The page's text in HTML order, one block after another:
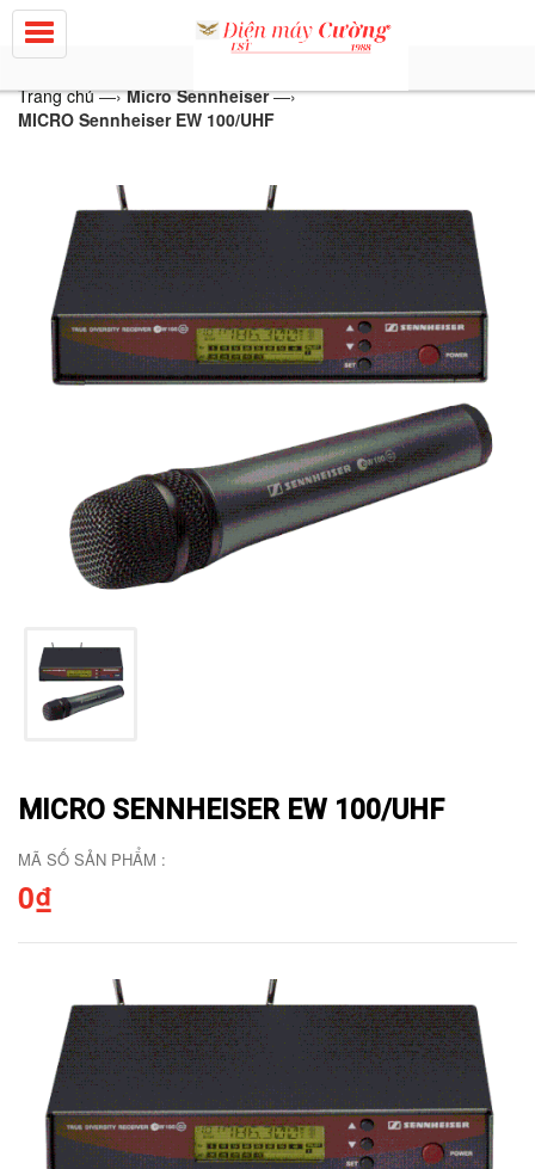
Trang chủ—› Micro Sennheiser—›
MICRO Sennheiser EW 100/UHF
MICRO SENNHEISER EW 100/UHF
MÃ SỐ SẢN PHẨM :
0₫